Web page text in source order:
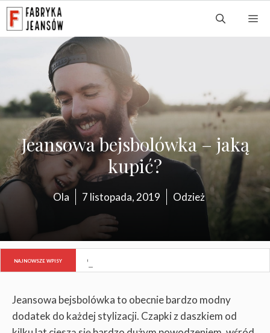
Przejdź
do
treści
Jeansowa bejsbolówka – jaką
kupić?
Ola 7 listopada, 2019 Odzież
NAJNOWSZE WPISY Co zrobić, by poprawić samopoczucie?
Jeansowa bejsbolówka to obecnie bardzo modny
dodatek do każdej stylizacji. Czapki z daszkiem od